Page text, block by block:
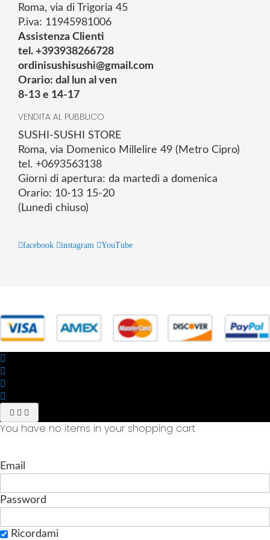
Roma, via di Trigoria 45
P.iva: 11945981006
Assistenza Clienti
tel. +393938266728
ordinisushisushi@gmail.com
Orario: dal lun al ven
8-13 e 14-17
VENDITA AL PUBBLICO
SUSHI-SUSHI STORE
Roma, via Domenico Millelire 49 (Metro Cipro)
tel. +0693563138
Giorni di apertura: da martedì a domenica
Orario: 10-13 15-20
(Lunedì chiuso)
facebook instagram YouTube
You have no items in your shopping cart
Email
Password
Ricordami